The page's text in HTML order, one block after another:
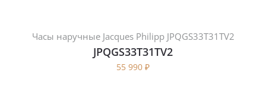
Часы наручные Jacques Philipp JPQGS33T31TV2
JPQGS33T31TV2
55 990 ₽